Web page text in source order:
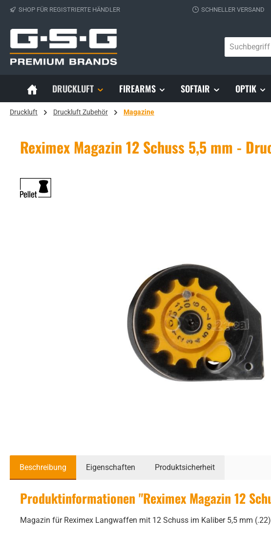
Hauptinhalt springen
Zur Suche springen
Zur Hauptnavigation springen
SHOP FÜR REGISTRIERTE HÄNDLER SCHNELLER VERSAND
DRUCKLUFT FIREARMS SOFTAIR OPTIK
Druckluft Druckluft Zubehör Magazine
Reximex Magazin 12 Schuss 5,5 mm -
Beschreibung Eigenschaften Produktsicherheit
Produktinformationen "Reximex Magazin 12
Magazin für Reximex Langwaffen mit 12 Schuss im Kaliber 5,5 mm